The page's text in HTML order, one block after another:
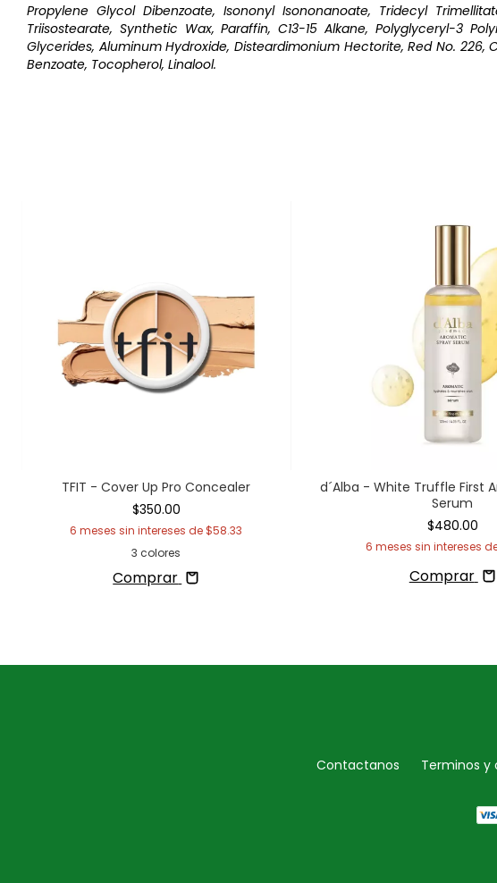
Propylene Glycol Dibenzoate, Isononyl Isononanoate, Tridecyl
Triisostearate, Synthetic Wax, Paraffin, C13-15 Alkane, Polyglyceryl-3
Glycerides, Aluminum Hydroxide, Disteardimonium Hectorite, Red No. 226,
Benzoate, Tocopherol, Linalool.
TFIT - Cover Up Pro Concealer
$350.00
6 meses sin intereses de$58.33
3 colores
Comprar
d´Alba - White Truffle First
Serum
$480.00
6 meses sin intereses
Comprar
Contactanos Terminos y